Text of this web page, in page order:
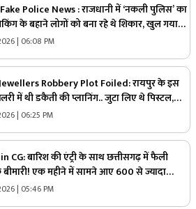
News : राजधानी में ‘नकली पुलिस’ का
के बहाने लोगों को बना रहे थे शिकार, खुल गया
| 06:08 PM
Robbery Plot Foiled: रायपुर के इस
में थी डकैती की प्लानिंग.. जुटा लिए थे पिस्टल,
हथियार लेकिन पुलिस को अचानक आया एक कॉल
| 06:25 PM
CG: बारिश की एंट्री के साथ छत्तीसगढ़ में फैली
एक महीने में सामने आए 600 से ज्यादा
ने लोगों को दी ये नसीहत
| 05:46 PM